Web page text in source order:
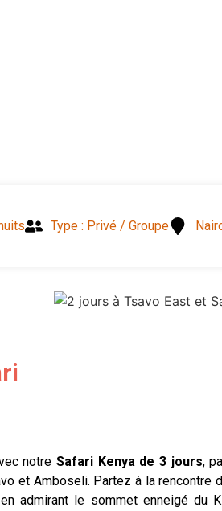
Type : Privé / Groupe
notreSafari Kenya de 3 jours,
et Amboseli. Partez à la
admirant le sommet enneigé du